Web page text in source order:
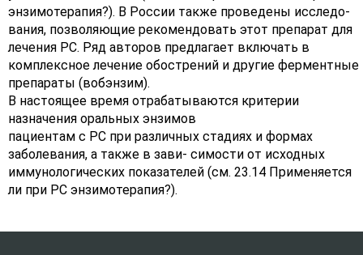
энзимотерапия?). В России также проведены исследо-
вания, позволяющие рекомендовать этот препарат для
лечения РС. Ряд авторов предлагает включать в
комплексное лечение обострений и другие ферментные
препараты (вобэнзим).
В настоящее время отрабатываются критерии
назначения оральных энзимов
пациентам с РС при различных стадиях и формах
заболевания, а также в зави- симости от исходных
иммунологических показателей (см. 23.14 Применяется
ли при РС энзимотерапия?).